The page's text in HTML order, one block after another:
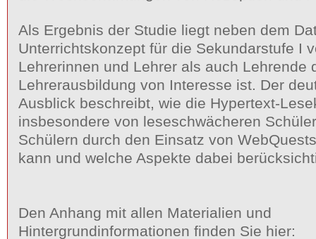
Als Ergebnis der Studie liegt neben dem
Unterrichtskonzept für die Sekundarstufe I
Lehrerinnen und Lehrer als auch Lehrende
Lehrerausbildung von Interesse ist. Der
Ausblick beschreibt, wie die Hypertext-
insbesondere von leseschwächeren
Schülern durch den Einsatz von
kann und welche Aspekte dabei
Den Anhang mit allen Materialien und
Hintergrundinformationen finden Sie hier: